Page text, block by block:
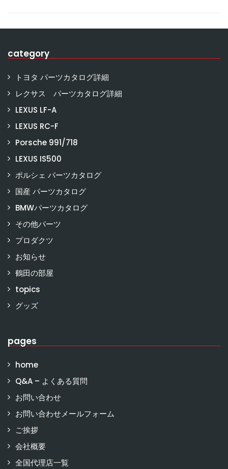
category
トヨタ パーツカタログ詳細
レクサス パーツカタログ詳細
LEXUS LF-A
LEXUS RC-F
Porsche 991/718
LEXUS IS500
ポルシェ パーツカタログ
国産 パーツカタログ
BMWパーツカタログ
その他パーツ
プロダクツ
お知らせ
鶴田の部屋
topics
グッズ
pages
home
Q&A – よくある質問
お問い合わせ
お問い合わせメールフォーム
ご挨拶
会社概要
全国代理店一覧